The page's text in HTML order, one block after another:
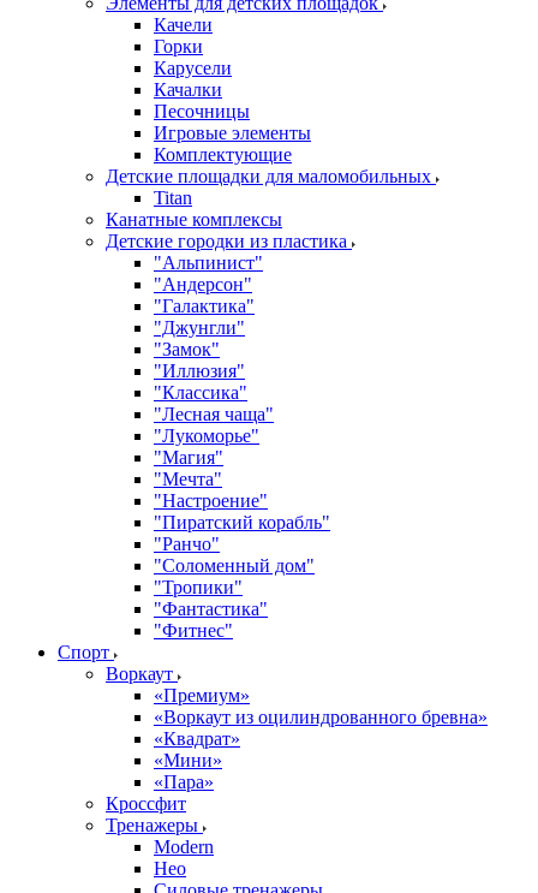
Качели
Горки
Карусели
Качалки
Песочницы
Игровые элементы
Комплектующие
Детские площадки для маломобильных
Titan
Канатные комплексы
Детские городки из пластика
"Альпинист"
"Андерсон"
"Галактика"
"Джунгли"
"Замок"
"Иллюзия"
"Классика"
"Лесная чаща"
"Лукоморье"
"Магия"
"Мечта"
"Настроение"
"Пиратский корабль"
"Ранчо"
"Соломенный дом"
"Тропики"
"Фантастика"
"Фитнес"
Спорт
Воркаут
«Премиум»
«Воркаут из оцилиндрованного бревна»
«Квадрат»
«Мини»
«Пара»
Кроссфит
Тренажеры
Modern
Нео